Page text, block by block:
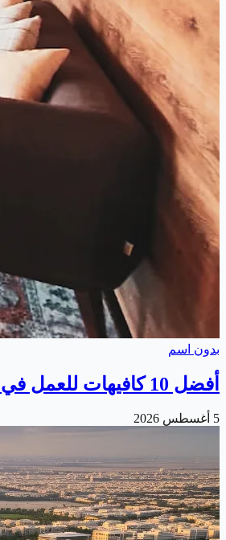
بدون اسم
أفضل 10 كافيهات للعمل في الدوحة
5 أغسطس 2026